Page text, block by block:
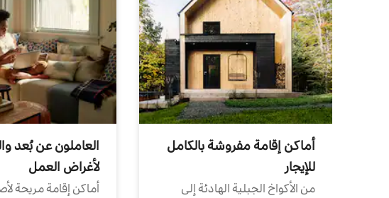
أماكن إقامة مفروشة بالكامل
للإيجار
من الأكواخ الجبلية الهادئة إلى
العاملون عن بُعد
لأغراض العمل
أماكن إقامة مريحة